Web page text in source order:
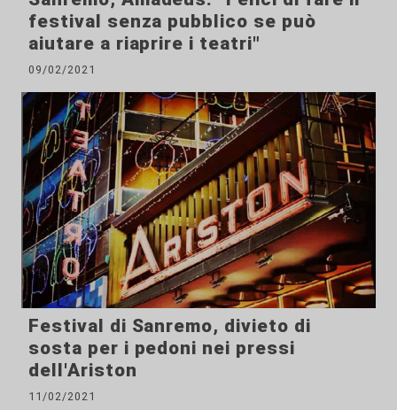
festival senza pubblico se può
aiutare a riaprire i teatri"
09/02/2021
Festival di Sanremo, divieto di
sosta per i pedoni nei pressi
dell'Ariston
11/02/2021